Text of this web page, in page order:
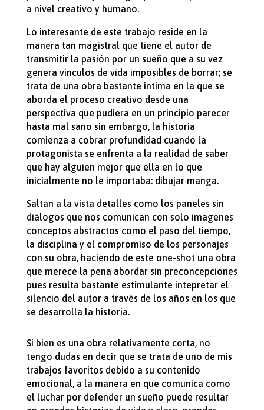
a nivel creativo y humano.
Lo interesante de este trabajo reside en la
manera tan magistral que tiene el autor de
transmitir la pasión por un sueño que a su vez
genera vínculos de vida imposibles de borrar; se
trata de una obra bastante intima en la que se
aborda el proceso creativo desde una
perspectiva que pudiera en un principio parecer
hasta mal sano sin embargo, la historia
comienza a cobrar profundidad cuando la
protagonista se enfrenta a la realidad de saber
que hay alguien mejor que ella en lo que
inicialmente no le importaba: dibujar manga.
Saltan a la vista detalles como los paneles sin
diálogos que nos comunican con solo imagenes
conceptos abstractos como el paso del tiempo,
la disciplina y el compromiso de los personajes
con su obra, haciendo de este one-shot una obra
que merece la pena abordar sin preconcepciones
pues resulta bastante estimulante intepretar el
silencio del autor a través de los años en los que
se desarrolla la historia.
Si bien es una obra relativamente corta, no
tengo dudas en decir que se trata de uno de mis
trabajos favoritos debido a su contenido
emocional, a la manera en que comunica como
el luchar por defender un sueño puede resultar